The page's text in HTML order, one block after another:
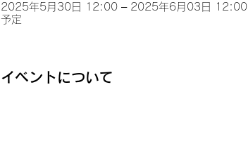
2025年5月30日 12:00 – 2025年6月03日 12:00
予定
イベントについて